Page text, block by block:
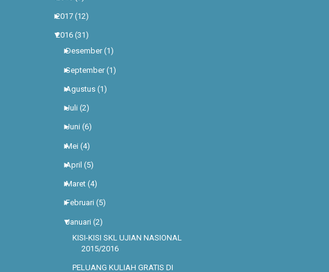
►
2017 (12)
▼
2016 (31)
►
Desember (1)
►
September (1)
►
Agustus (1)
►
Juli (2)
►
Juni (6)
►
Mei (4)
►
April (5)
►
Maret (4)
►
Februari (5)
▼
Januari (2)
KISI-KISI SKL UJIAN NASIONAL
2015/2016
PELUANG KULIAH GRATIS DI